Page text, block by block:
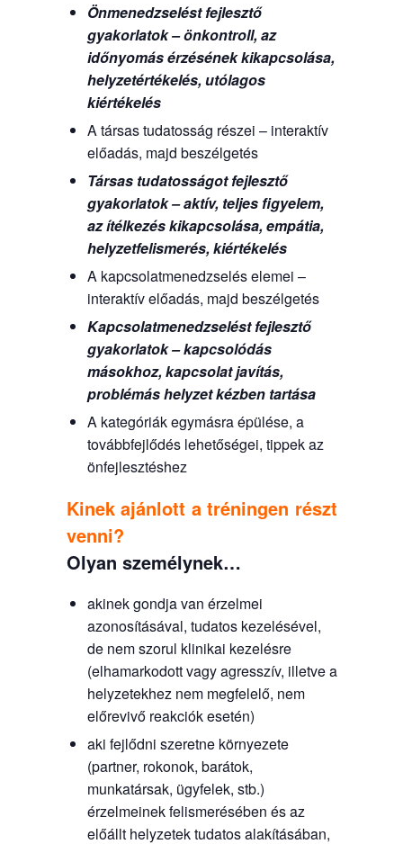
Önmenedzselést fejlesztő
gyakorlatok – önkontroll, az
időnyomás érzésének kikapcsolása,
helyzetértékelés, utólagos
kiértékelés
A társas tudatosság részei – interaktív
előadás, majd beszélgetés
Társas tudatosságot fejlesztő
gyakorlatok – aktív, teljes figyelem,
az ítélkezés kikapcsolása, empátia,
helyzetfelismerés, kiértékelés
A kapcsolatmenedzselés elemei –
interaktív előadás, majd beszélgetés
Kapcsolatmenedzselést fejlesztő
gyakorlatok – kapcsolódás
másokhoz, kapcsolat javítás,
problémás helyzet kézben tartása
A kategóriák egymásra épülése, a
továbbfejlődés lehetőségei, tippek az
önfejlesztéshez
Kinek ajánlott a tréningen részt
venni?
Olyan személynek…
akinek gondja van érzelmei
azonosításával, tudatos kezelésével,
de nem szorul klinikai kezelésre
(elhamarkodott vagy agresszív, illetve a
helyzetekhez nem megfelelő, nem
előrevivő reakciók esetén)
aki fejlődni szeretne környezete
(partner, rokonok, barátok,
munkatársak, ügyfelek, stb.)
érzelmeinek felismerésében és az
előállt helyzetek tudatos alakításában,